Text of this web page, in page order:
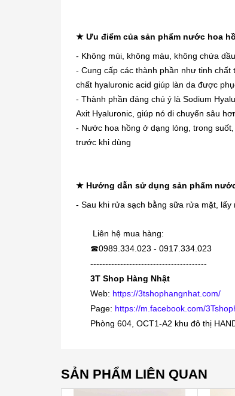
★ Ưu điểm của sản phẩm nước hoa
- Không mùi, không màu, không chứa
- Cung cấp các thành phần như tinh
chất hyaluronic acid giúp làn da được
- Thành phần đáng chú ý là Sodium
Axit Hyaluronic, giúp nó di chuyển sâu
- Nước hoa hồng ở dạng lỏng, trong
trước khi dùng
★ Hướng dẫn sử dụng sản phẩm nước
- Sau khi rửa sạch bằng sữa rửa mặt,
Liên hệ mua hàng:
☎0989.334.023 - 0917.334.023
---------------------------------------
3T Shop Hàng Nhật
Web: https://3tshophangnhat.com/
Page: https://m.facebook.com/
Phòng 604, OCT1-A2 khu đô thị
SẢN PHẨM LIÊN QUAN